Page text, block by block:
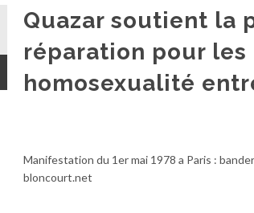
Quazar soutient la
réparation pour les
homosexualité
Manifestation du 1er mai 1978 a Paris :
bloncourt.net